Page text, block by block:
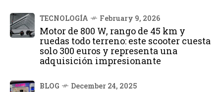
TECNOLOGÍA February 9, 2026
Motor de 800 W, rango de 45 km y
ruedas todo terreno: este scooter cuesta
solo 300 euros y representa una
adquisición impresionante
BLOG December 24, 2025